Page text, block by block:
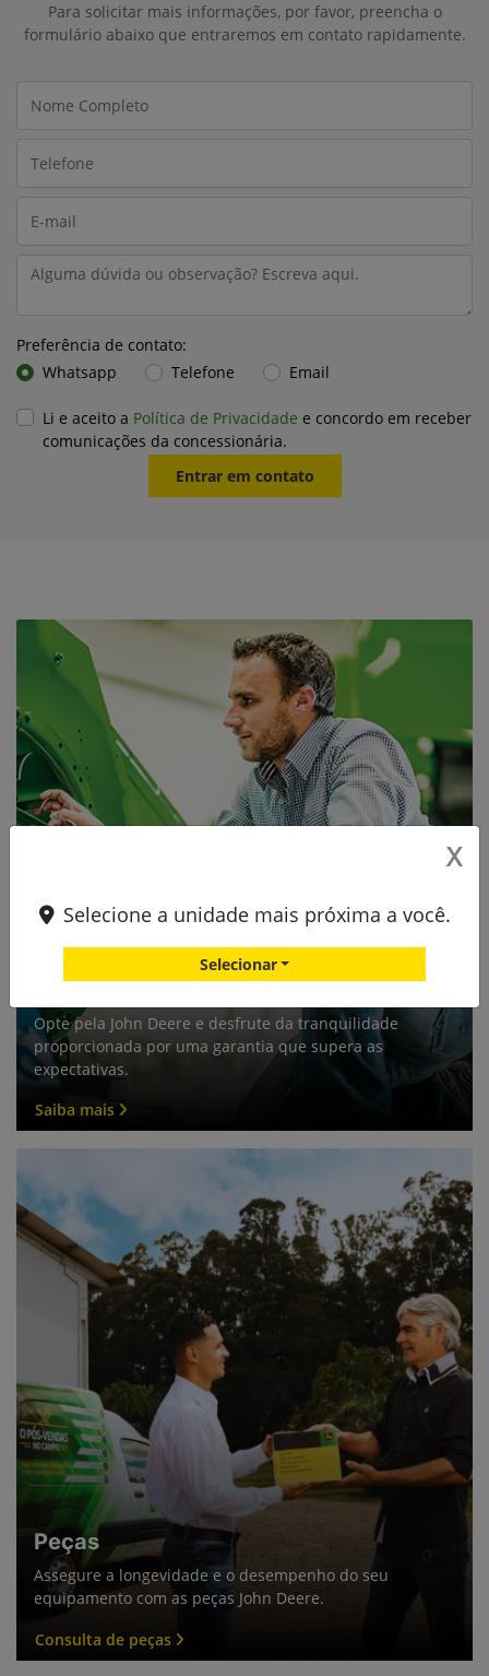
Para solicitar mais informações, por favor, preencha o
formulário abaixo que entraremos em contato rapidamente.
Preferência de contato:
Whatsapp
Telefone Email
Li e aceito a Política de Privacidade e concordo em receber
comunicações da concessionária.
Entrar em contato
Garantia
Opte pela John Deere e desfrute da tranquilidade
proporcionada por uma garantia que supera as
expectativas.
Saiba mais
Peças
Assegure a longevidade e o desempenho do seu
equipamento com as peças John Deere.
Consulta de peças
X
Selecione a unidade mais próxima a você.
Selecionar